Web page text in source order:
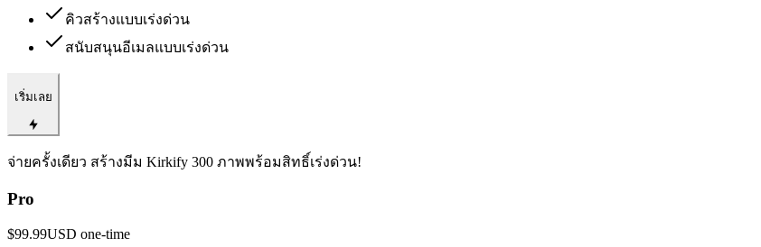
คิวสร้างแบบเร่งด่วน
สนับสนุนอีเมลแบบเร่งด่วน
เริ่มเลย
จ่ายครั้งเดียว สร้างมีม Kirkify 300 ภาพพร้อมสิทธิ์เร่งด่วน!
Pro
$99.99USD one-time